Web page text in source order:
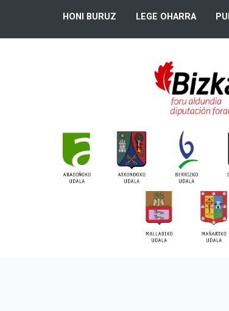
HONI BURUZ LEGE OHARRA